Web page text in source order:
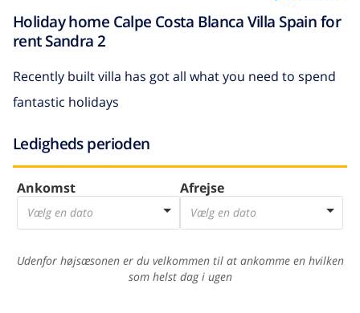
Holiday home Calpe Costa Blanca Villa Spain for
rent Sandra 2
Recently built villa has got all what you need to spend
fantastic holidays
Ledigheds perioden
Ankomst
Vælg en dato
Afrejse
Vælg en dato
Udenfor højsæsonen er du velkommen til at ankomme en hvilken
som helst dag i ugen